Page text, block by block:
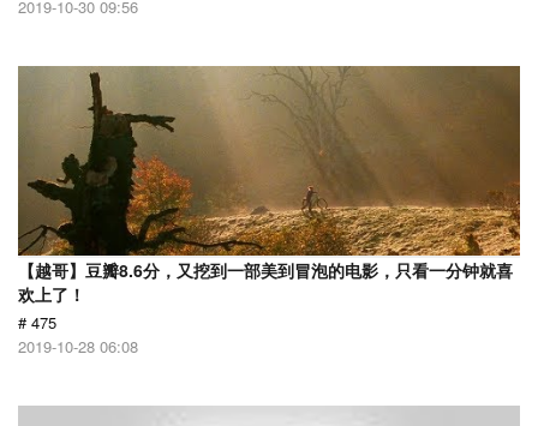
2019-10-30 09:56
【越哥】豆瓣8.6分，又挖到一部美到冒泡的电影，只看一分钟就喜
欢上了！
# 475
2019-10-28 06:08